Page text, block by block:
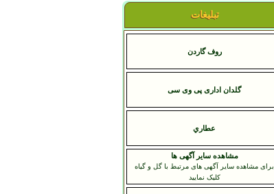
تبلیغات
روف گاردن
گلدان اداری پی وی سی
عطاري
مشاهده سایر آگهی ها
برای مشاهده سایر آگهی های مرتبط با گل و گیاه
کلیک نمایید